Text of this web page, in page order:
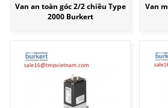
Van an toàn góc 2/2 chiều Type
2000 Burkert
Van